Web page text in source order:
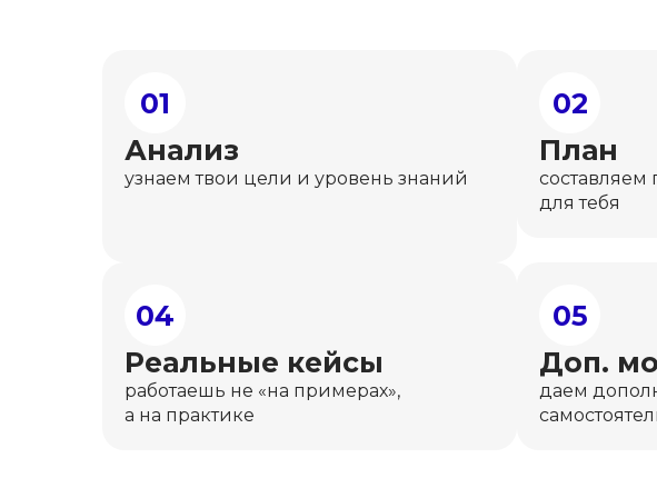
01
Анализ
узнаем твои цели и уровень знаний
02
План
для тебя
04
Реальные кейсы
работаешь не «на примерах»,
а на практике
05
Доп.
даем